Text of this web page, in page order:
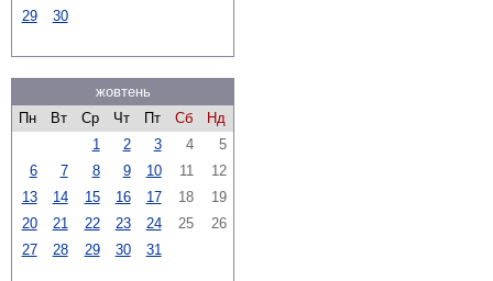
29 30
жовтень
Пн
Вт Ср Чт Пт Сб
Нд
1
2 3 4
5
6
7 8 9 10 11
12
13
14 15 16 17 18
19
20
21 22 23 24 25
26
27
28 29 30 31